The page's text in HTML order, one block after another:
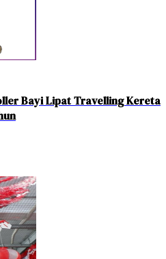
Bayi Lipat Travelling Kereta